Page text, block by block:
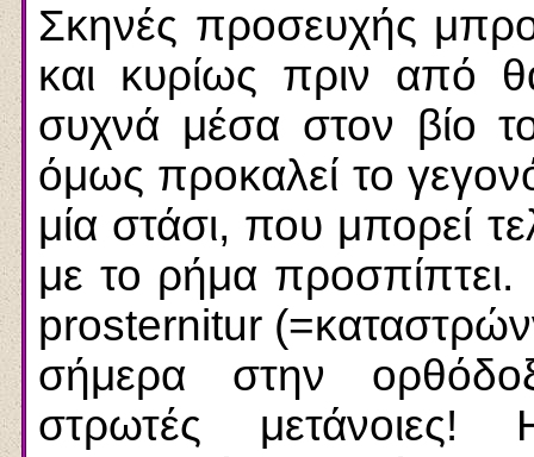
Σκηνές προσευχής
και κυρίως πριν από
συχνά μέσα στον βίο
όμως προκαλεί το
μία στάσι, που μπορεί
με το ρήμα προσπίπτει.
prosternitur
σήμερα στην
στρωτές